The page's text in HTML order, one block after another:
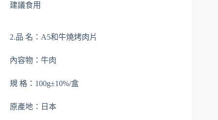
建議食用
2.品 名：A5和牛燒烤肉片
內容物：牛肉
規 格：100g±10%/盒
原產地：日本